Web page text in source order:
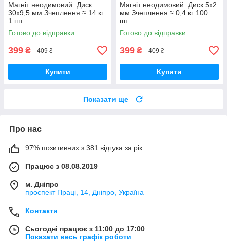
Магніт неодимовий. Диск
30x9,5 мм Зчеплення ≈ 14 кг
1 шт.
Готово до відправки
399 ₴ 409 ₴
Купити
Магніт неодимовий. Диск 5x2
мм Зчеплення ≈ 0,4 кг 100
шт.
Готово до відправки
399 ₴ 409 ₴
Купити
Показати ще
Про нас
97% позитивних з 381 відгука за рік
Працює з 08.08.2019
м. Дніпро
проспект Праці, 14, Дніпро, Україна
Контакти
Сьогодні працює з 11:00 до 17:00
Показати весь графік роботи